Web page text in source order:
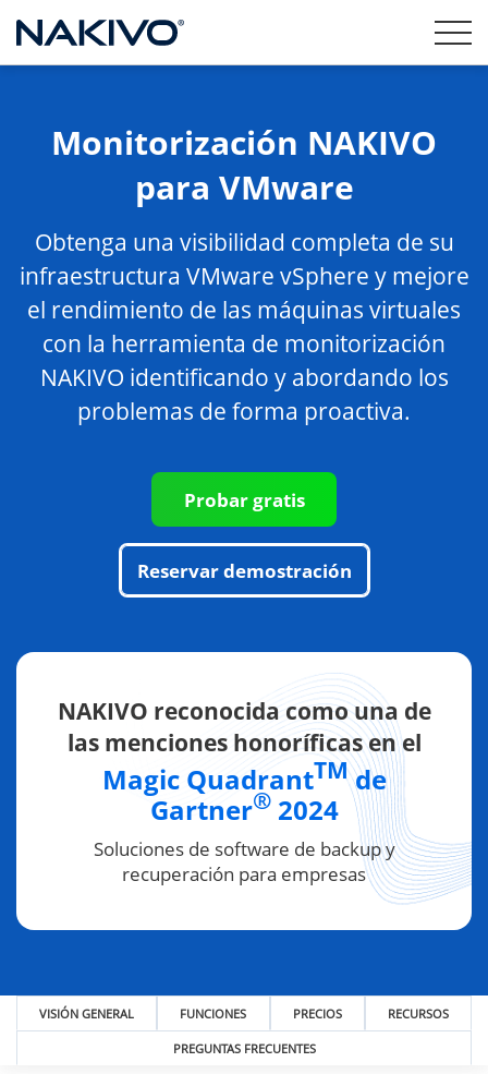
Monitorización NAKIVO
para VMware
Obtenga una visibilidad completa de su
infraestructura VMware vSphere y mejore
el rendimiento de las máquinas virtuales
con la herramienta de monitorización
NAKIVO identificando y abordando los
problemas de forma proactiva.
Probar gratis
Reservar demostración
NAKIVO reconocida como una de
las menciones honoríficas en el
Magic QuadrantTMde
Gartner®2024
Soluciones de software de backup y
recuperación para empresas
VISIÓN GENERAL FUNCIONES PRECIOS RECURSOS
PREGUNTAS FRECUENTES